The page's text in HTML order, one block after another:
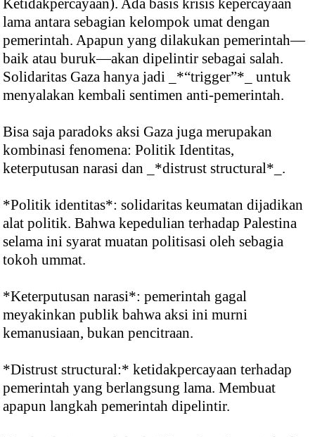
lama antara sebagian kelompok umat dengan
pemerintah. Apapun yang dilakukan pemerintah—
baik atau buruk—akan dipelintir sebagai salah.
Solidaritas Gaza hanya jadi _*“trigger”*_ untuk
menyalakan kembali sentimen anti-pemerintah.
Bisa saja paradoks aksi Gaza juga merupakan
kombinasi fenomena: Politik Identitas,
keterputusan narasi dan _*distrust structural*_.
*Politik identitas*: solidaritas keumatan dijadikan
alat politik. Bahwa kepedulian terhadap Palestina
selama ini syarat muatan politisasi oleh sebagia
tokoh ummat.
*Keterputusan narasi*: pemerintah gagal
meyakinkan publik bahwa aksi ini murni
kemanusiaan, bukan pencitraan.
*Distrust structural:* ketidakpercayaan terhadap
pemerintah yang berlangsung lama. Membuat
apapun langkah pemerintah dipelintir.